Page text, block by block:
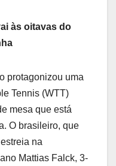
às oitavas do
protagonizou uma
Tennis (WTT)
mesa que está
O brasileiro, que
na
Mattias Falck, 3-